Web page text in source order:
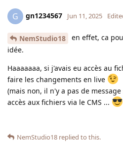
G gn1234567 Jun 11, 2025
NemStudio18
en effet, ca
idée.
Haaaaaaa, si j'avais eu accès au
faire les changements en live
(mais non, il n'y a pas de
accès aux fichiers via le CMS ...
NemStudio18 replied to this.